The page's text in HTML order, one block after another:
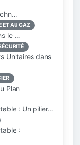
ET AU GAZ
le …
Unitaires dans
Plan
: Un pilier…
: